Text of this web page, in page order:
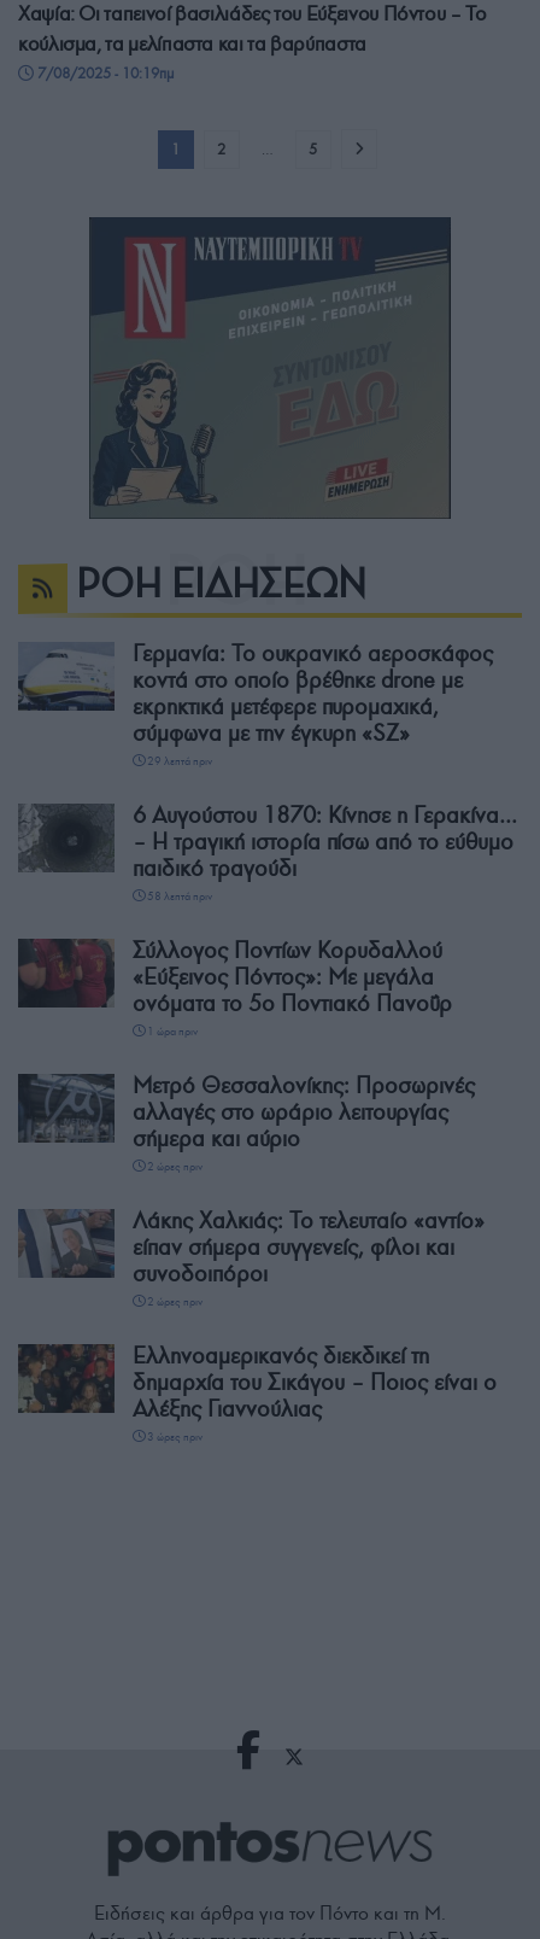
Χαψία: Οι ταπεινοί βασιλιάδες του Εύξεινου Πόντου – Το
κούλισμα, τα μελίπαστα και τα βαρύπαστα
7/08/2025 - 10:19πμ
1 2 … 5
ΡΟΗ ΕΙΔΗΣΕΩΝ
Γερμανία: Το ουκρανικό αεροσκάφος
κοντά στο οποίο βρέθηκε drone με
εκρηκτικά μετέφερε πυρομαχικά,
σύμφωνα με την έγκυρη «SZ»
29 λεπτά πριν
6 Αυγούστου 1870: Κίνησε η Γερακίνα…
– Η τραγική ιστορία πίσω από το εύθυμο
παιδικό τραγούδι
58 λεπτά πριν
Σύλλογος Ποντίων Κορυδαλλού
«Εύξεινος Πόντος»: Με μεγάλα
ονόματα το 5ο Ποντιακό Πανοΰρ
1 ώρα πριν
Μετρό Θεσσαλονίκης: Προσωρινές
αλλαγές στο ωράριο λειτουργίας
σήμερα και αύριο
2 ώρες πριν
Λάκης Χαλκιάς: Το τελευταίο «αντίο»
είπαν σήμερα συγγενείς, φίλοι και
συνοδοιπόροι
2 ώρες πριν
Ελληνοαμερικανός διεκδικεί τη
δημαρχία του Σικάγου – Ποιος είναι ο
Αλέξης Γιαννούλιας
3 ώρες πριν
Ειδήσεις και άρθρα για τον Πόντο και τη Μ.